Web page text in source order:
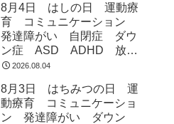
市 つくばみらい市 坂東
市 守谷市
8月4日 はしの日 運動療
育 コミュニケーション
発達障がい 自閉症 ダウ
ン症 ASD ADHD 放課
後等デイサービス 児童発
らい市 坂東市 守谷市
2026.08.04
8月3日 はちみつの日 運
動療育 コミュニケーショ
ン 発達障がい ダウン